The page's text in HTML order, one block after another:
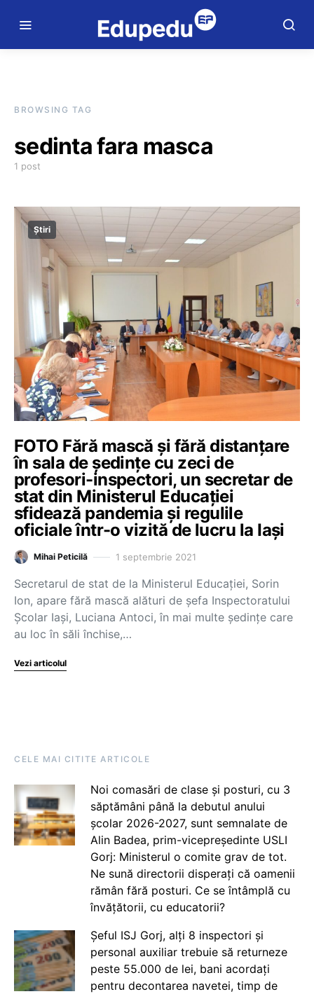
BROWSING TAG
sedinta fara masca
1 post
Știri
FOTO Fără mască și fără distanțare
în sala de ședințe cu zeci de
profesori-inspectori, un secretar de
stat din Ministerul Educației
sfidează pandemia și regulile
oficiale într-o vizită de lucru la Iași
Mihai Peticilă 1 septembrie 2021
Secretarul de stat de la Ministerul Educației, Sorin
Ion, apare fără mască alături de șefa Inspectoratului
Școlar Iași, Luciana Antoci, în mai multe ședințe care
au loc în săli închise,…
Vezi articolul
CELE MAI CITITE ARTICOLE
Noi comasări de clase și posturi, cu 3
săptămâni până la debutul anului
școlar 2026-2027, sunt semnalate de
Alin Badea, prim-vicepreședinte USLI
Gorj: Ministerul o comite grav de tot.
Ne sună directorii disperați că oamenii
rămân fără posturi. Ce se întâmplă cu
învățătorii, cu educatorii?
Șeful ISJ Gorj, alți 8 inspectori și
personal auxiliar trebuie să returneze
peste 55.000 de lei, bani acordați
pentru decontarea navetei, timp de